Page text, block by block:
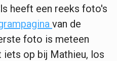
heeft een reeks foto's
van de
foto is meteen
iets op bij Mathieu, los